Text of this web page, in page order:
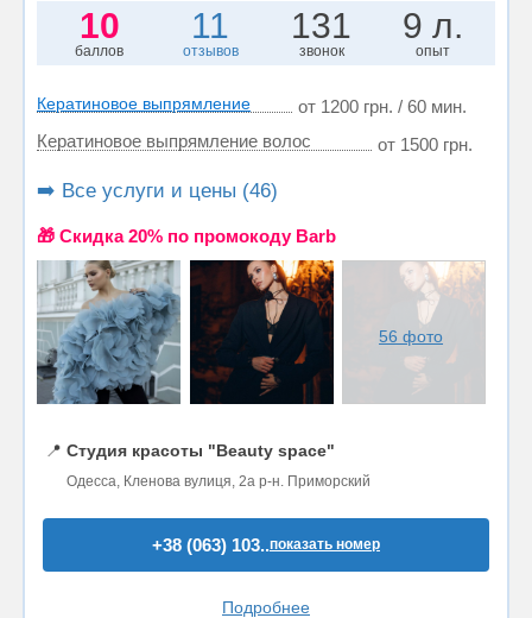
10
баллов
11
отзывов
131
звонок
9 л.
опыт
Кератиновое выпрямление
от 1200 грн. / 60 мин.
Кератиновое выпрямление волос
от 1500 грн.
➡️ Все услуги и цены (46)
🎁 Cкидка 20% по промокоду Barb
56 фото
📍 Студия красоты "Beauty space"
Одесса, Кленова вулиця, 2а р-н. Приморский
+38 (063) 103..показать номер
Подробнее